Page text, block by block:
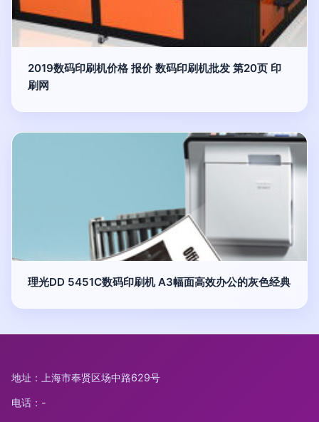
2019数码印刷机价格 报价 数码印刷机批发 第20页 印
刷网
理光DD 5451C数码印刷机 A3幅面高效办公的灰色经典
地址：上海市奉贤区场中路629号
电话：-